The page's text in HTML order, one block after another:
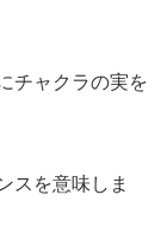
チャクラの実を
スを意味しま